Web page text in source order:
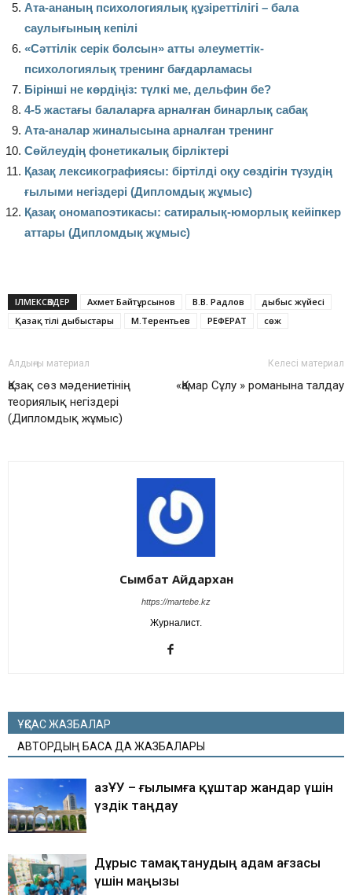
Ата-ананың психологиялық құзіреттілігі – бала
саулығының кепілі
«Сәттілік серік болсын» атты әлеуметтік-
психологиялық тренинг бағдарламасы
Бірінші не көрдіңіз: түлкі ме, дельфин бе?
4-5 жастағы балаларға арналған бинарлық сабақ
Ата-аналар жиналысына арналған тренинг
Сөйлеудің фонетикалық бірліктері
Қазақ лексикографиясы: біртілді оқу сөздігін түзудің
ғылыми негіздері (Дипломдық жұмыс)
Қазақ ономапоэтикасы: сатиралық-юморлық кейіпкер
аттары (Дипломдық жұмыс)
ІЛМЕКСӨЗДЕР Ахмет Байтұрсынов В.В. Радлов
дыбыс жүйесі
Қазақ тілі дыбыстары
М.Терентьев РЕФЕРАТ сөж
Алдыңғы материал
Қазақ сөз мәдениетінің
теориялық негіздері
(Дипломдық жұмыс)
Келесі материал
«Қамар Сұлу » романына талдау
Сымбат Айдархан
https://martebe.kz
Журналист.
ҰҚСАС ЖАЗБАЛАР
АВТОРДЫҢ БАСҚА ДА ЖАЗБАЛАРЫ
ҚазҰУ – ғылымға құштар жандар үшін
үздік таңдау
Дұрыс тамақтанудың адам ағзасы
үшін маңызы